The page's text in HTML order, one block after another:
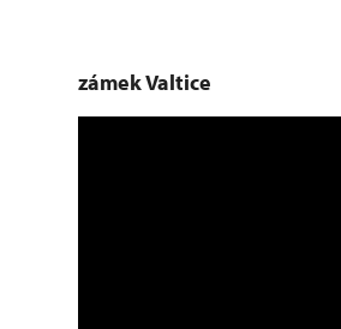
zámek Valtice